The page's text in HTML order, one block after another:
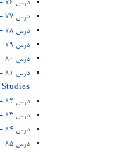
درس 76 - زن بی‌وفاست
درس 77 - Nessun dorma
درس 78 - Can't help falling in love
درس 79- Habanera de Carmen
درس 80 - Danny Boy
Studies
درس 82 - She's The One
درس 83 - Hijo de la luna
درس 84 - g minor scale
درس 85 - آستریاس